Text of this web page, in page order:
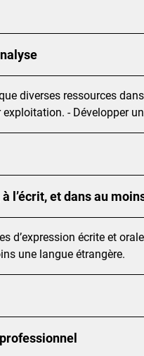
diverses ressources
- Développer
l’écrit, et dans au
d’expression écrite et
une langue étrangère.